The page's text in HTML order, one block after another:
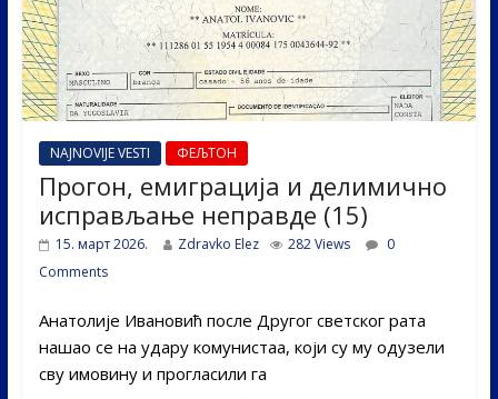
NAJNOVIJE VESTI ФЕЉТОН
Прогон, емиграција и делимично
исправљање неправде (15)
15. март 2026. Zdravko Elez 282 Views
0
Comments
Анатолије Ивановић после Другог светског рата
нашао се на удару комунистаа, који су му одузели
сву имовину и прогласили га